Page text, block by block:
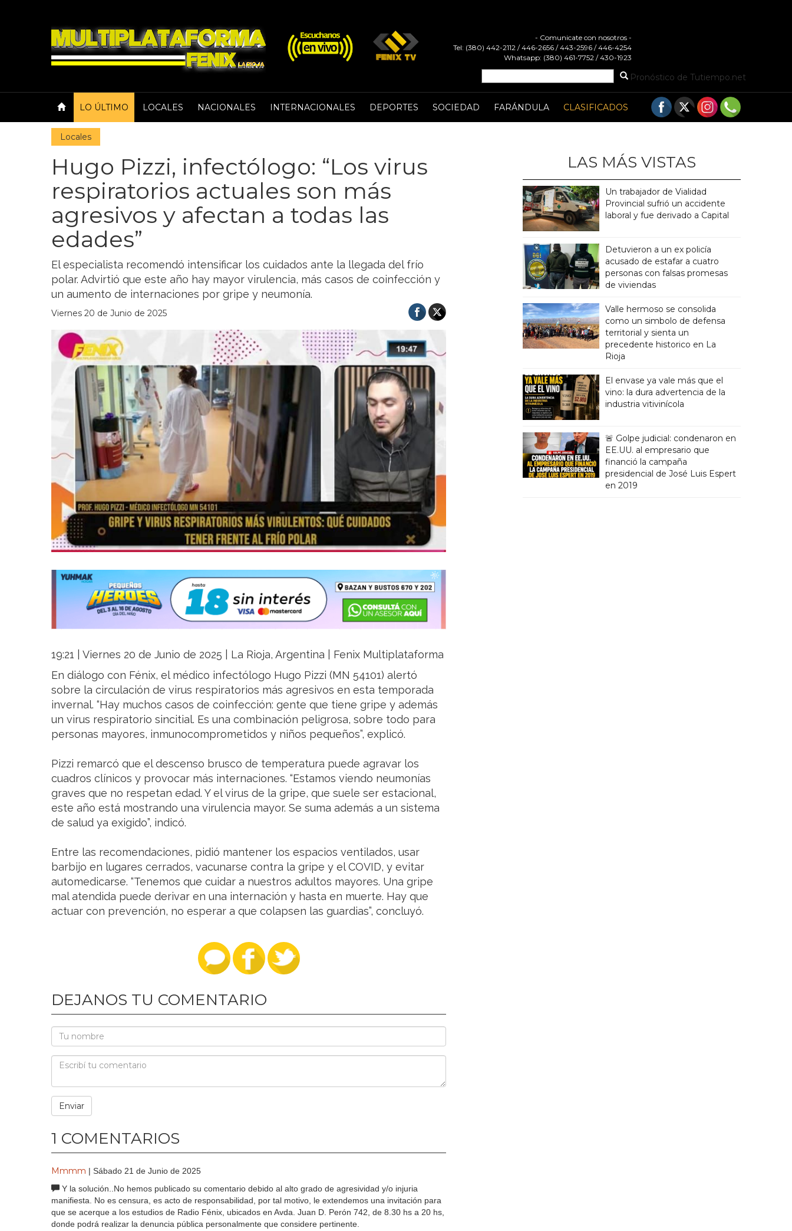
- Comunicate con nosotros -
Tel: (380) 442-2112 / 446-2656 / 443-2596 / 446-4254
Whatsapp: (380) 461-7752 / 430-1923
Pronóstico de Tutiempo.net
LO ÚLTIMO LOCALES NACIONALES INTERNACIONALES DEPORTES SOCIEDAD FARÁNDULA CLASIFICADOS
Locales
Hugo Pizzi, infectólogo: “Los virus
respiratorios actuales son más
agresivos y afectan a todas las
edades”
El especialista recomendó intensificar los cuidados ante la llegada del frío
polar. Advirtió que este año hay mayor virulencia, más casos de coinfección y
un aumento de internaciones por gripe y neumonía.
Viernes 20 de Junio de 2025
19:21 | Viernes 20 de Junio de 2025 | La Rioja, Argentina | Fenix Multiplataforma
En diálogo con Fénix, el médico infectólogo Hugo Pizzi (MN 54101) alertó
sobre la circulación de virus respiratorios más agresivos en esta temporada
invernal. “Hay muchos casos de coinfección: gente que tiene gripe y además
un virus respiratorio sincitial. Es una combinación peligrosa, sobre todo para
personas mayores, inmunocomprometidos y niños pequeños”, explicó.
Pizzi remarcó que el descenso brusco de temperatura puede agravar los
cuadros clínicos y provocar más internaciones. “Estamos viendo neumonías
graves que no respetan edad. Y el virus de la gripe, que suele ser estacional,
este año está mostrando una virulencia mayor. Se suma además a un sistema
de salud ya exigido”, indicó.
Entre las recomendaciones, pidió mantener los espacios ventilados, usar
barbijo en lugares cerrados, vacunarse contra la gripe y el COVID, y evitar
automedicarse. “Tenemos que cuidar a nuestros adultos mayores. Una gripe
mal atendida puede derivar en una internación y hasta en muerte. Hay que
actuar con prevención, no esperar a que colapsen las guardias”, concluyó.
DEJANOS TU COMENTARIO
1 COMENTARIOS
Mmmm | Sábado 21 de Junio de 2025
Y la solución..No hemos publicado su comentario debido al alto grado de agresividad y/o injuria
manifiesta. No es censura, es acto de responsabilidad, por tal motivo, le extendemos una invitación para
que se acerque a los estudios de Radio Fénix, ubicados en Avda. Juan D. Perón 742, de 8.30 hs a 20 hs,
donde podrá realizar la denuncia pública personalmente que considere pertinente.
LAS MÁS VISTAS
Un trabajador de Vialidad
Provincial sufrió un accidente
laboral y fue derivado a Capital
Detuvieron a un ex policía
acusado de estafar a cuatro
personas con falsas promesas
de viviendas
Valle hermoso se consolida
como un simbolo de defensa
territorial y sienta un
precedente historico en La
Rioja
El envase ya vale más que el
vino: la dura advertencia de la
industria vitivinícola
🚨 Golpe judicial: condenaron en
EE.UU. al empresario que
financió la campaña
presidencial de José Luis Espert
en 2019